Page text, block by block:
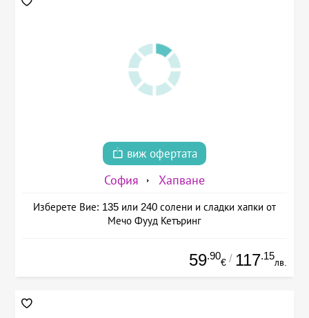
виж офертата
София Хапване
Изберете Вие: 135 или 240 солени и сладки хапки от
Мечо Фууд Кетъринг
59.90
€ / 117.15
лв.